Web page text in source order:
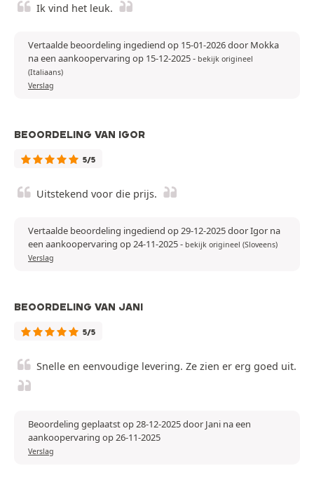
Ik vind het leuk.
Vertaalde beoordeling ingediend op 15-01-2026 door Mokka
na een aankoopervaring op 15-12-2025- bekijk origineel
(Italiaans)
Verslag
BEOORDELING VAN IGOR
5/5
Uitstekend voor die prijs.
Vertaalde beoordeling ingediend op 29-12-2025 door Igor na
een aankoopervaring op 24-11-2025- bekijk origineel (Sloveens)
Verslag
BEOORDELING VAN JANI
5/5
Snelle en eenvoudige levering. Ze zien er erg goed uit.
Beoordeling geplaatst op 28-12-2025 door Jani na een
aankoopervaring op 26-11-2025
Verslag